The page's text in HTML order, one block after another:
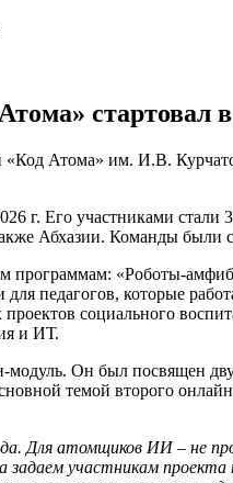
стартовал
Атома» им. И.В.
г. Его участниками
Абхазии. Команды были
программам: «Роботы-
педагогов, которые
социального
и ИТ.
Он был посвящен
темой второго
Для атомщиков ИИ – не
участникам